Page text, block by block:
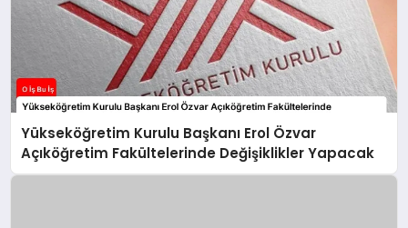
Yükseköğretim Kurulu Başkanı Erol Özvar
Açıköğretim Fakültelerinde Değişiklikler Yapacak